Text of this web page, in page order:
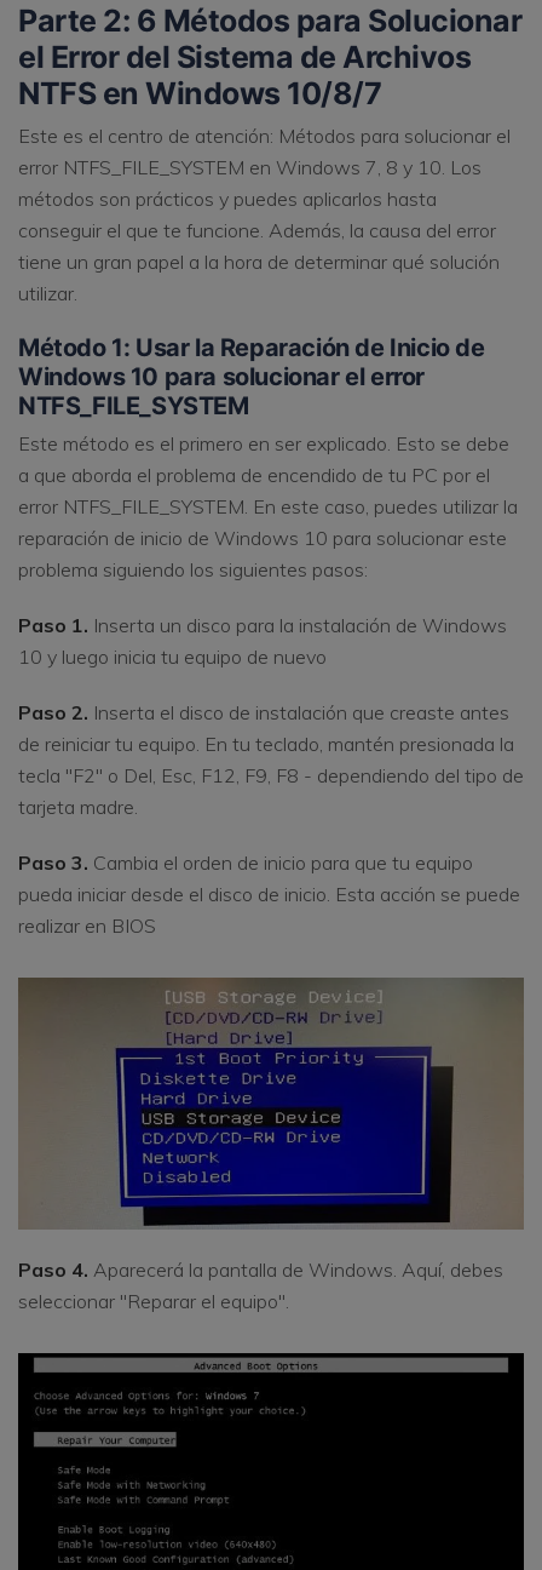
Parte 2: 6 Métodos para Solucionar
el Error del Sistema de Archivos
NTFS en Windows 10/8/7
Este es el centro de atención: Métodos para solucionar el
error NTFS_FILE_SYSTEM en Windows 7, 8 y 10. Los
métodos son prácticos y puedes aplicarlos hasta
conseguir el que te funcione. Además, la causa del error
tiene un gran papel a la hora de determinar qué solución
utilizar.
Método 1: Usar la Reparación de Inicio de
Windows 10 para solucionar el error
NTFS_FILE_SYSTEM
Este método es el primero en ser explicado. Esto se debe
a que aborda el problema de encendido de tu PC por el
error NTFS_FILE_SYSTEM. En este caso, puedes utilizar la
reparación de inicio de Windows 10 para solucionar este
problema siguiendo los siguientes pasos:
Paso 1. Inserta un disco para la instalación de Windows
10 y luego inicia tu equipo de nuevo
Paso 2. Inserta el disco de instalación que creaste antes
de reiniciar tu equipo. En tu teclado, mantén presionada la
tecla "F2" o Del, Esc, F12, F9, F8 - dependiendo del tipo de
tarjeta madre.
Paso 3. Cambia el orden de inicio para que tu equipo
pueda iniciar desde el disco de inicio. Esta acción se puede
realizar en BIOS
Paso 4. Aparecerá la pantalla de Windows. Aquí, debes
seleccionar "Reparar el equipo".